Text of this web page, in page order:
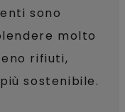
sono
molto
rifiuti,
sostenibile.